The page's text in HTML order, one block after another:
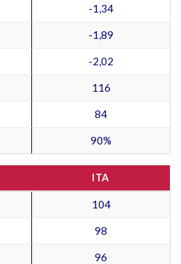
-1,34
-1,89
-2,02
116
84
90%
ITA
104
98
96